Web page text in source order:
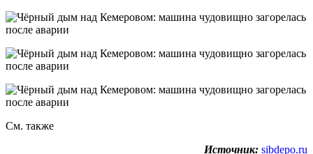
См. также
Источник: sibdepo.ru